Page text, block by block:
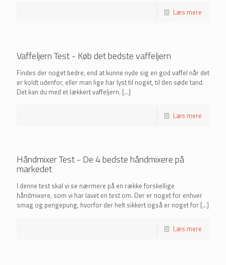
Læs mere
Vaffeljern Test - Køb det bedste vaffeljern
Findes der noget bedre, end at kunne nyde sig en god vaffel når det
er koldt udenfor, eller man lige har lyst til noget, til den søde tand.
Det kan du med et lækkert vaffeljern. […]
Læs mere
Håndmixer Test - De 4 bedste håndmixere på
markedet
I denne test skal vi se nærmere på en række forskellige
håndmixere, som vi har lavet en test om. Der er noget for enhver
smag og pengepung, hvorfor der helt sikkert også er noget for […]
Læs mere